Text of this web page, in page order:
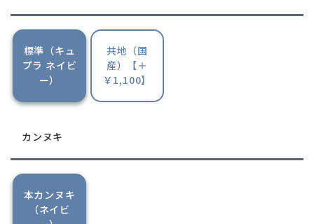
標準（キュ
プラ ネイビ
ー）
共地（国
産）【＋
￥1,100】
カンヌキ
本カンヌキ
（ネイビ